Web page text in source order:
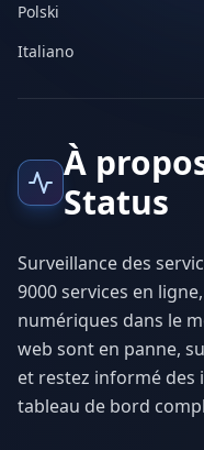
Polski
Italiano
À
Status
Surveillance des
9000 services en
numériques dans le
web sont en panne,
et restez informé
tableau de bord